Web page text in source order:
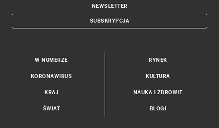
NEWSLETTER
SUBSKRYPCJA
W NUMERZE
KORONAWIRUS
KRAJ
ŚWIAT
RYNEK
KULTURA
NAUKA I ZDROWIE
BLOGI